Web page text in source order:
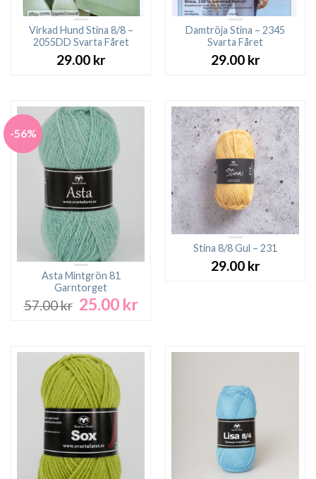
Virkad Hund Stina 8/8 –
2055DD Svarta Fåret
29.00 kr
Damtröja Stina – 2345
Svarta Fåret
29.00 kr
-56%
Asta Mintgrön 81
Garntorget
57.00kr Det
57.00 kr.
25.00 krDet
25.00 kr.
Stina 8/8 Gul – 231
29.00 kr